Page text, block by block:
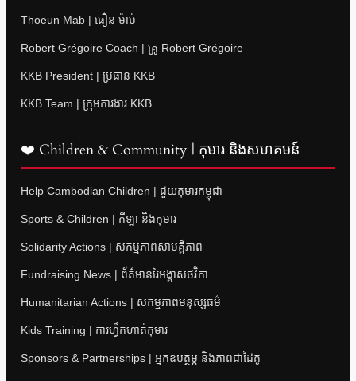
Thoeun Mab | ធឿន ម៉ាប់
Robert Grégoire Coach | គ្រូ Robert Grégoire
KKB President | ប្រធាន KKB
KKB Team | ក្រុមការងារ KKB
❤️ Children & Community | កុមារ និងសហគមន៍
Help Cambodian Children | ជួយកុមារកម្ពុជា
Sports & Children | កីឡា និងកុមារ
Solidarity Actions | សកម្មភាពសាមគ្គីភាព
Fundraising News | ព័ត៌មានរៃអង្គាសថវិកា
Humanitarian Actions | សកម្មភាពមនុស្សធម៌
Kids Training | ការហ្វឹកហាត់កុមារ
Sponsors & Partnerships | អ្នកឧបត្ថម្ភ និងភាពជាដៃគូ